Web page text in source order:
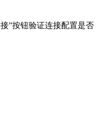
”按钮验证连接配置是否